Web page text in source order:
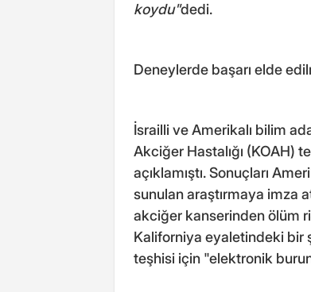
koydu"dedi.
Deneylerde başarı elde
İsrailli ve Amerikalı bilim
Akciğer Hastalığı (KOAH)
açıklamıştı. Sonuçları
sunulan araştırmaya imza
akciğer kanserinden ölüm
Kaliforniya eyaletindeki bir
teşhisi için "elektronik